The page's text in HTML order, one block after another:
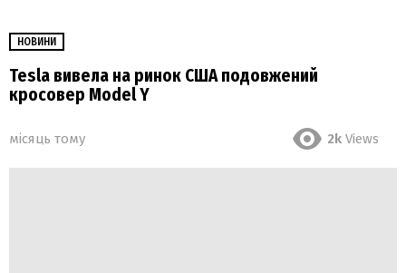
НОВИНИ
Tesla вивела на ринок США подовжений
кросовер Model Y
місяць тому 2k Views